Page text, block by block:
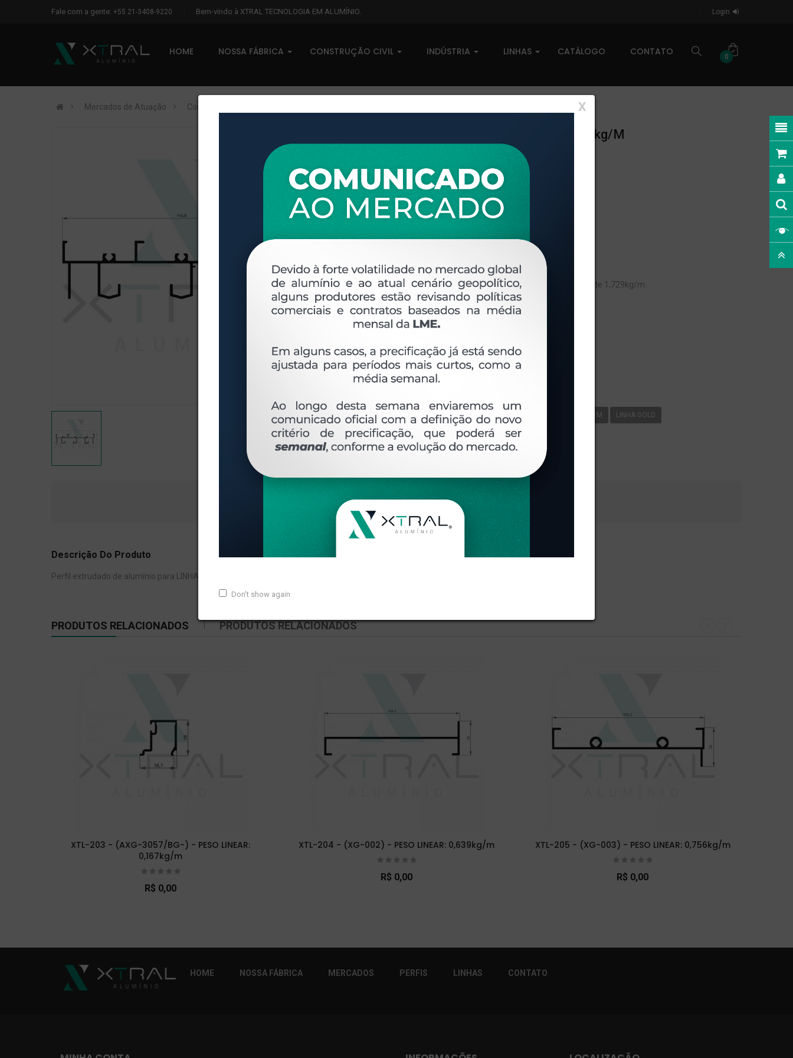
Fale com a gente: +55 21-3408-9220 Bem-vindo à XTRAL TECNOLOGIA EM ALUMÍNIO. Login
HOME NOSSA FÁBRICA CONSTRUÇÃO CIVIL INDÚSTRIA LINHAS CATÁLOGO CONTATO 0
X
Don't show again
Mercados de Atuação Construção Civil
XTL-220 - (XG-062) - PESO LINEAR: 1,729kg/m
0 comentários
Disponível sob consulta
Taxas R$ 0,00
Disponibilidade:
Em estoque
OVERVIEW
Perfil extrudado de alumínio para LINHA XTRAL G, com peso linear de 1,729kg/m.
Ver perfis relacionados
Etiquetas: 220- PESO LINEAR - 1 729 KG/M LG-062 729KG/M LINHA GOLD
DESCRIÇÃO COMENTÁRIOS (0)
Descrição Do Produto
Perfil extrudado de alumínio para LINHA XTRAL G, com peso linear de 1,729kg/m.
PRODUTOS RELACIONADOS PRODUTOS RELACIONADOS
XTL-203 - (AXG-3057/BG-) - PESO LINEAR:
0,167kg/m
R$ 0,00
XTL-204 - (XG-002) - PESO LINEAR: 0,639kg/m
R$ 0,00
XTL-205 - (XG-003) - PESO LINEAR: 0,756kg/m
R$ 0,00
HOME NOSSA FÁBRICA MERCADOS PERFIS LINHAS CONTATO